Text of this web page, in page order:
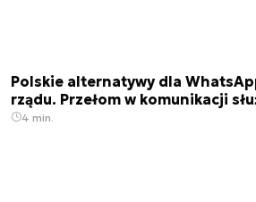
Polskie alternatywy dla
rządu. Przełom w komunikacji
4 min.